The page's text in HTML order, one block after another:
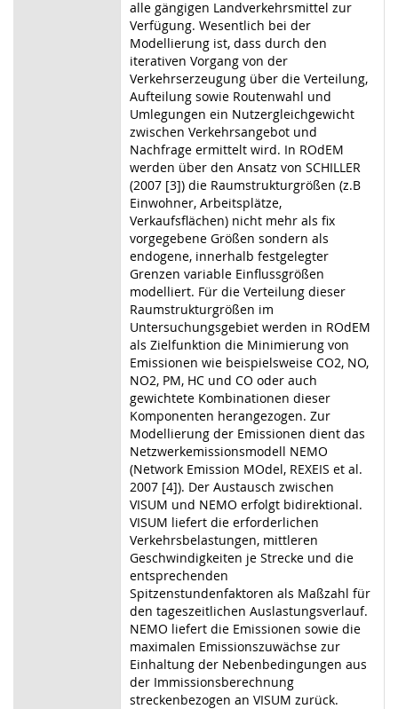
alle gängigen Landverkehrsmittel zur
Verfügung. Wesentlich bei der
Modellierung ist, dass durch den
iterativen Vorgang von der
Verkehrserzeugung über die Verteilung,
Aufteilung sowie Routenwahl und
Umlegungen ein Nutzergleichgewicht
zwischen Verkehrsangebot und
Nachfrage ermittelt wird. In ROdEM
werden über den Ansatz von SCHILLER
(2007 [3]) die Raumstrukturgrößen (z.B
Einwohner, Arbeitsplätze,
Verkaufsflächen) nicht mehr als fix
vorgegebene Größen sondern als
endogene, innerhalb festgelegter
Grenzen variable Einflussgrößen
modelliert. Für die Verteilung dieser
Raumstrukturgrößen im
Untersuchungsgebiet werden in ROdEM
als Zielfunktion die Minimierung von
Emissionen wie beispielsweise CO2, NO,
NO2, PM, HC und CO oder auch
gewichtete Kombinationen dieser
Komponenten herangezogen. Zur
Modellierung der Emissionen dient das
Netzwerkemissionsmodell NEMO
(Network Emission MOdel, REXEIS et al.
2007 [4]). Der Austausch zwischen
VISUM und NEMO erfolgt bidirektional.
VISUM liefert die erforderlichen
Verkehrsbelastungen, mittleren
Geschwindigkeiten je Strecke und die
entsprechenden
Spitzenstundenfaktoren als Maßzahl für
den tageszeitlichen Auslastungsverlauf.
NEMO liefert die Emissionen sowie die
maximalen Emissionszuwächse zur
Einhaltung der Nebenbedingungen aus
der Immissionsberechnung
streckenbezogen an VISUM zurück.